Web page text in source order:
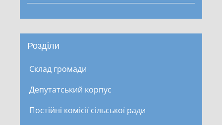
Розділи
Склад громади
Депутатський корпус
Постійні комісії сільської ради